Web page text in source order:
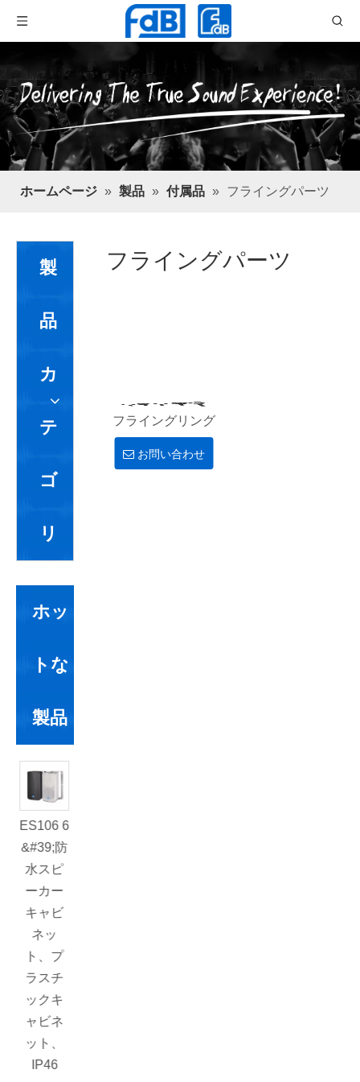
ホームページ » 製品 » 付属品 » フライングパーツ
製
品
カ
テ
ゴ
リ
ホッ
トな
製品
ES106 6
&#39;防
水スピ
ーカー
キャビ
ネッ
ト、プ
ラスチ
ックキ
ャビネ
ット、
IP46
K112B
フライングパーツ
フライングリング
お問い合わせ